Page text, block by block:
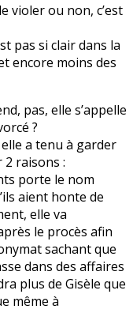
violer ou non, c’est
pas si clair dans la
encore moins des
pas, elle s’appelle
?
a tenu à garder
raisons :
porte le nom
aient honte de
elle va
le procès afin
sachant que
dans des affaires
plus de Gisèle que
même à